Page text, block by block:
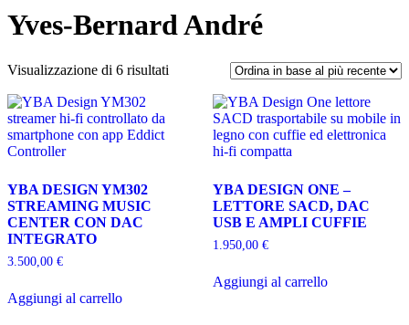
Yves-Bernard André
Visualizzazione di 6 risultati
YBA DESIGN YM302
STREAMING MUSIC
CENTER CON DAC
INTEGRATO
3.500,00 €
Aggiungi al carrello
YBA DESIGN ONE –
LETTORE SACD, DAC
USB E AMPLI CUFFIE
1.950,00 €
Aggiungi al carrello